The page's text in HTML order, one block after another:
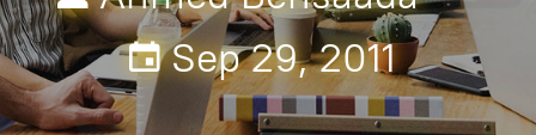
Sep 29, 2011